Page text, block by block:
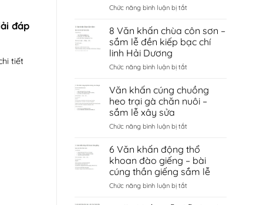
đáp
tiết
ngọc
sắm
lễ
sớ
tình
bắc
ninh
Chức năng bình luận bị tắtở
Văn
khấn
chùa
sứ
nội
sắm
sớ
công
danh
tài
lộc
8 Văn khấn chùa côn sơn –
sắm lễ đền kiếp bạc chí
linh Hải Dương
Chức năng bình luận bị tắtở
Văn
khấn
chùa
sơn
sắm
đền
kiếp
bạc
Văn khấn cúng chuồng
heo trại gà chăn nuôi –
sắm lễ xây sửa
Chức năng bình luận bị tắtở
khấn
cúng
chuồng
heo
trại
6 Văn khấn động thổ
khoan đào giếng – bài
cúng thần giếng sắm lễ
Chức năng bình luận bị tắtở